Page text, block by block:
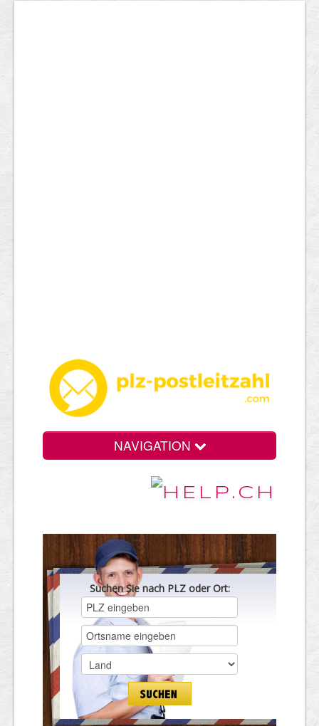
NAVIGATION
Suchen Sie nach PLZ oder Ort: